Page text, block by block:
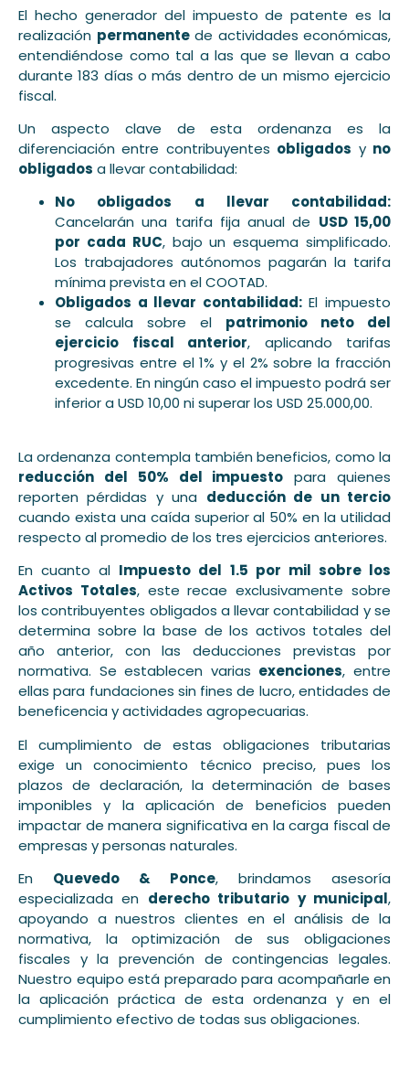
El hecho generador del impuesto de patente es la
realización permanentede actividades económicas,
entendiéndose como tal a las que se llevan a cabo
durante 183 días o más dentro de un mismo ejercicio
fiscal.
Un aspecto clave de esta ordenanza es la
diferenciación entre contribuyentes obligados y no
obligados a llevar contabilidad:
No obligados a llevar contabilidad:
Cancelarán una tarifa fija anual de USD 15,00
por cada RUC, bajo un esquema simplificado.
Los trabajadores autónomos pagarán la tarifa
mínima prevista en el COOTAD.
Obligados a llevar contabilidad:El impuesto
se calcula sobre el patrimonio neto del
ejercicio fiscal anterior, aplicando tarifas
progresivas entre el 1% y el 2% sobre la fracción
excedente. En ningún caso el impuesto podrá ser
inferior a USD 10,00 ni superar los USD 25.000,00.
La ordenanza contempla también beneficios, como la
reducción del 50% del impuesto para quienes
reporten pérdidas y una deducción de un tercio
cuando exista una caída superior al 50% en la utilidad
respecto al promedio de los tres ejercicios anteriores.
En cuanto al Impuesto del 1.5 por mil sobre los
Activos Totales, este recae exclusivamente sobre
los contribuyentes obligados a llevar contabilidad y se
determina sobre la base de los activos totales del
año anterior, con las deducciones previstas por
normativa. Se establecen varias exenciones, entre
ellas para fundaciones sin fines de lucro, entidades de
beneficencia y actividades agropecuarias.
El cumplimiento de estas obligaciones tributarias
exige un conocimiento técnico preciso, pues los
plazos de declaración, la determinación de bases
imponibles y la aplicación de beneficios pueden
impactar de manera significativa en la carga fiscal de
empresas y personas naturales.
En Quevedo & Ponce, brindamos asesoría
especializada en derecho tributario y municipal,
apoyando a nuestros clientes en el análisis de la
normativa, la optimización de sus obligaciones
fiscales y la prevención de contingencias legales.
Nuestro equipo está preparado para acompañarle en
la aplicación práctica de esta ordenanza y en el
cumplimiento efectivo de todas sus obligaciones.